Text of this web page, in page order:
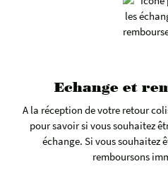
Echange et
A la réception de votre retour
pour savoir si vous souhaitez
échange. Si vous souhaitez
remboursons